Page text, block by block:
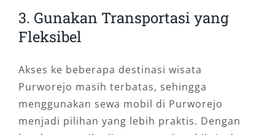
3. Gunakan Transportasi yang
Fleksibel
Akses ke beberapa destinasi wisata
Purworejo masih terbatas, sehingga
menggunakan sewa mobil di Purworejo
menjadi pilihan yang lebih praktis. Dengan